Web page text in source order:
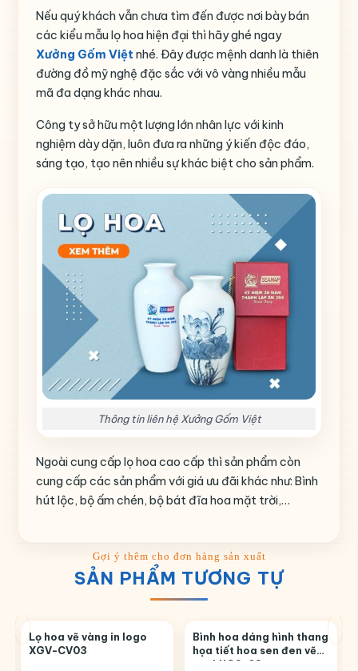
Nếu quý khách vẫn chưa tìm đến được nơi bày bán
các kiểu mẫu lọ hoa hiện đại thì hãy ghé ngay
Xưởng Gốm Việt nhé. Đây được mệnh danh là thiên
đường đồ mỹ nghệ đặc sắc với vô vàng nhiều mẫu
mã đa dạng khác nhau.
Công ty sở hữu một lượng lớn nhân lực với kinh
nghiệm dày dặn, luôn đưa ra những ý kiến độc đáo,
sáng tạo, tạo nên nhiều sự khác biệt cho sản phẩm.
Thông tin liên hệ Xưởng Gốm Việt
Ngoài cung cấp lọ hoa cao cấp thì sản phẩm còn
cung cấp các sản phẩm với giá ưu đãi khác như: Bình
hút lộc, bộ ấm chén, bộ bát đĩa hoa mặt trời,…
SẢN PHẨM TƯƠNG TỰ
Lọ hoa vẽ vàng in logo
XGV-CV03
Bình hoa dáng hình thang
họa tiết hoa sen đen vẽ
tay LHGS-08